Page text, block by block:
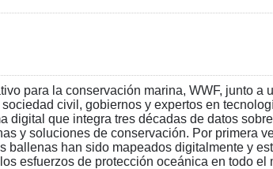
para la conservación marina, WWF, junto a
civil, gobiernos y expertos en
digital que integra tres décadas de datos
y soluciones de conservación. Por primera
ballenas han sido mapeados digitalmente y
esfuerzos de protección oceánica en todo el